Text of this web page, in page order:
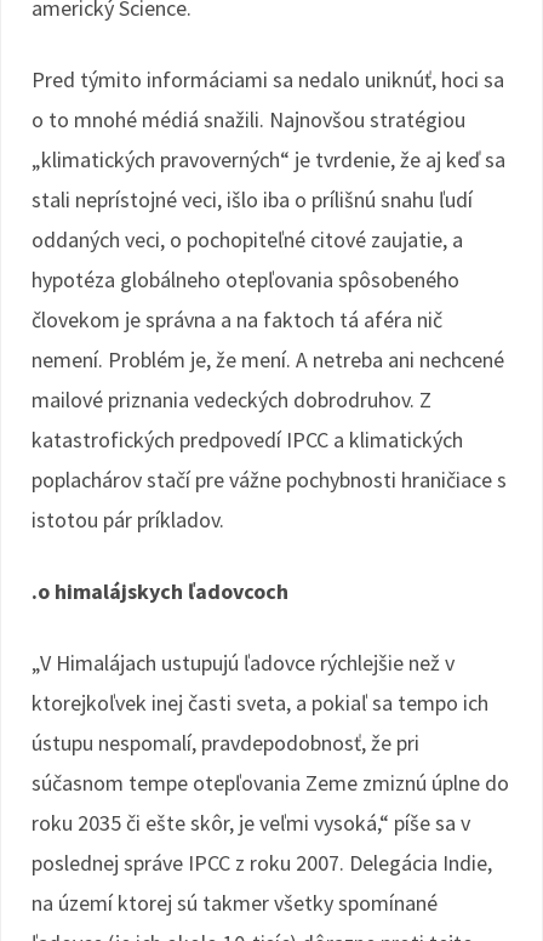
americký Science.
Pred týmito informáciami sa nedalo uniknúť, hoci sa
o to mnohé médiá snažili. Najnovšou stratégiou
„klimatických pravoverných“ je tvrdenie, že aj keď sa
stali neprístojné veci, išlo iba o prílišnú snahu ľudí
oddaných veci, o pochopiteľné citové zaujatie, a
hypotéza globálneho otepľovania spôsobeného
človekom je správna a na faktoch tá aféra nič
nemení. Problém je, že mení. A netreba ani nechcené
mailové priznania vedeckých dobrodruhov. Z
katastrofických predpovedí IPCC a klimatických
poplachárov stačí pre vážne pochybnosti hraničiace s
istotou pár príkladov.
.o himalájskych ľadovcoch
„V Himalájach ustupujú ľadovce rýchlejšie než v
ktorejkoľvek inej časti sveta, a pokiaľ sa tempo ich
ústupu nespomalí, pravdepodobnosť, že pri
súčasnom tempe otepľovania Zeme zmiznú úplne do
roku 2035 či ešte skôr, je veľmi vysoká,“ píše sa v
poslednej správe IPCC z roku 2007. Delegácia Indie,
na území ktorej sú takmer všetky spomínané